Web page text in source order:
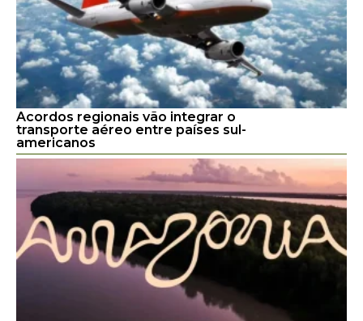
Acordos regionais vão integrar o
transporte aéreo entre países sul-
americanos